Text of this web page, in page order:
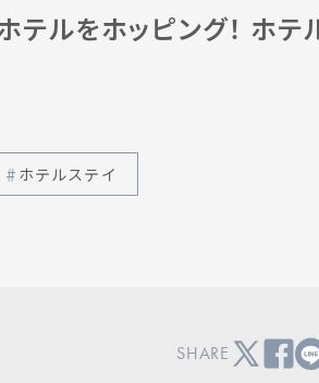
テルをホッピング！ ホテ
ホテルステイ
SHARE